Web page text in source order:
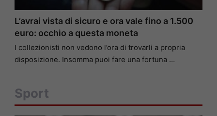
L’avrai vista di sicuro e ora vale fino a 1.500
euro: occhio a questa moneta
I collezionisti non vedono l’ora di trovarli a propria
disposizione. Insomma puoi fare una fortuna …
Sport